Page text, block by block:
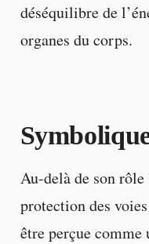
déséquilibre de
organes du corps.
Au-delà de son
protection des
être perçue comme